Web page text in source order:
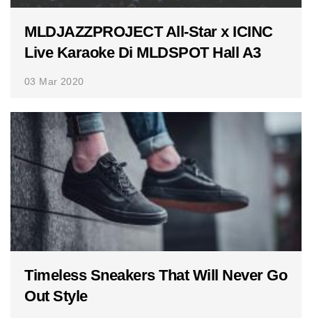
MLDJAZZPROJECT All-Star x ICINC
Live Karaoke Di MLDSPOT Hall A3
03 Mar 2020
Timeless Sneakers That Will Never Go
Out Style